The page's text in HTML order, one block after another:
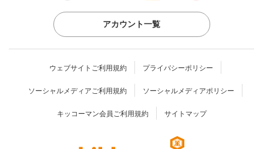
アカウント一覧
ウェブサイトご利用規約 プライバシーポリシー
ソーシャルメディアご利用規約 ソーシャルメディアポリシー
キッコーマン会員ご利用規約 サイトマップ